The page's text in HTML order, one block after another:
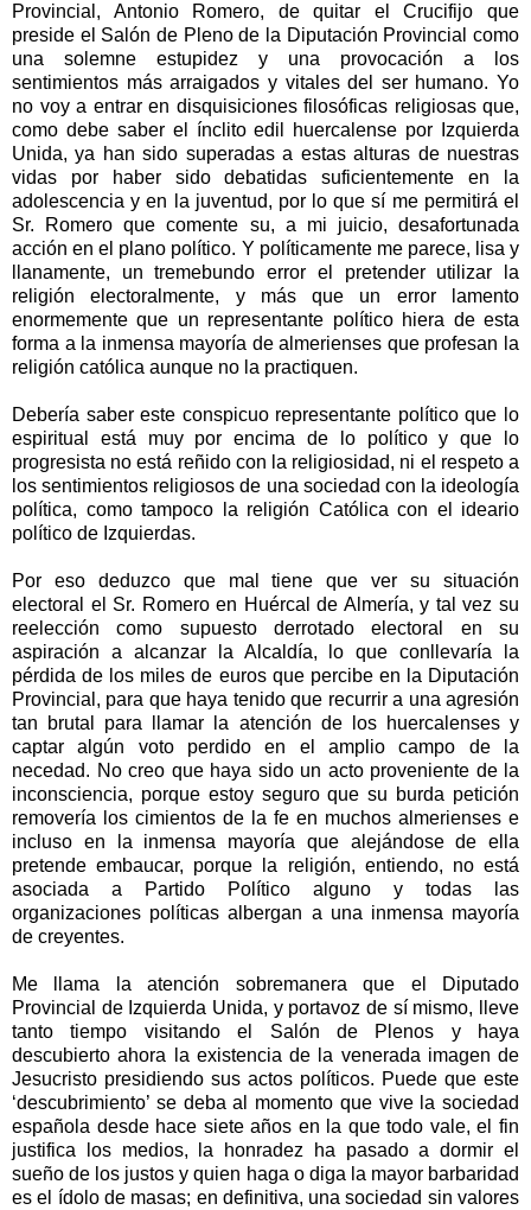
Provincial, Antonio Romero, de quitar el Crucifijo que
preside el Salón de Pleno de la Diputación Provincial como
una solemne estupidez y una provocación a los
sentimientos más arraigados y vitales del ser humano. Yo
no voy a entrar en disquisiciones filosóficas religiosas que,
como debe saber el ínclito edil huercalense por Izquierda
Unida, ya han sido superadas a estas alturas de nuestras
vidas por haber sido debatidas suficientemente en la
adolescencia y en la juventud, por lo que sí me permitirá el
Sr. Romero que comente su, a mi juicio, desafortunada
acción en el plano político. Y políticamente me parece, lisa y
llanamente, un tremebundo error el pretender utilizar la
religión electoralmente, y más que un error lamento
enormemente que un representante político hiera de esta
forma a la inmensa mayoría de almerienses que profesan la
religión católica aunque no la practiquen.
Debería saber este conspicuo representante político que lo
espiritual está muy por encima de lo político y que lo
progresista no está reñido con la religiosidad, ni el respeto a
los sentimientos religiosos de una sociedad con la ideología
política, como tampoco la religión Católica con el ideario
político de Izquierdas.
Por eso deduzco que mal tiene que ver su situación
electoral el Sr. Romero en Huércal de Almería, y tal vez su
reelección como supuesto derrotado electoral en su
aspiración a alcanzar la Alcaldía, lo que conllevaría la
pérdida de los miles de euros que percibe en la Diputación
Provincial, para que haya tenido que recurrir a una agresión
tan brutal para llamar la atención de los huercalenses y
captar algún voto perdido en el amplio campo de la
necedad. No creo que haya sido un acto proveniente de la
inconsciencia, porque estoy seguro que su burda petición
removería los cimientos de la fe en muchos almerienses e
incluso en la inmensa mayoría que alejándose de ella
pretende embaucar, porque la religión, entiendo, no está
asociada a Partido Político alguno y todas las
organizaciones políticas albergan a una inmensa mayoría
de creyentes.
Me llama la atención sobremanera que el Diputado
Provincial de Izquierda Unida, y portavoz de sí mismo, lleve
tanto tiempo visitando el Salón de Plenos y haya
descubierto ahora la existencia de la venerada imagen de
Jesucristo presidiendo sus actos políticos. Puede que este
‘descubrimiento’ se deba al momento que vive la sociedad
española desde hace siete años en la que todo vale, el fin
justifica los medios, la honradez ha pasado a dormir el
sueño de los justos y quien haga o diga la mayor barbaridad
es el ídolo de masas; en definitiva, una sociedad sin valores